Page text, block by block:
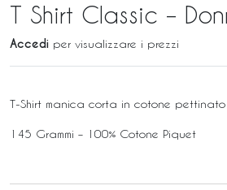
T Shirt Classic –
Accedi per visualizzare i prezzi
T-Shirt manica corta in cotone pettinato
145 Grammi – 100% Cotone Piquet